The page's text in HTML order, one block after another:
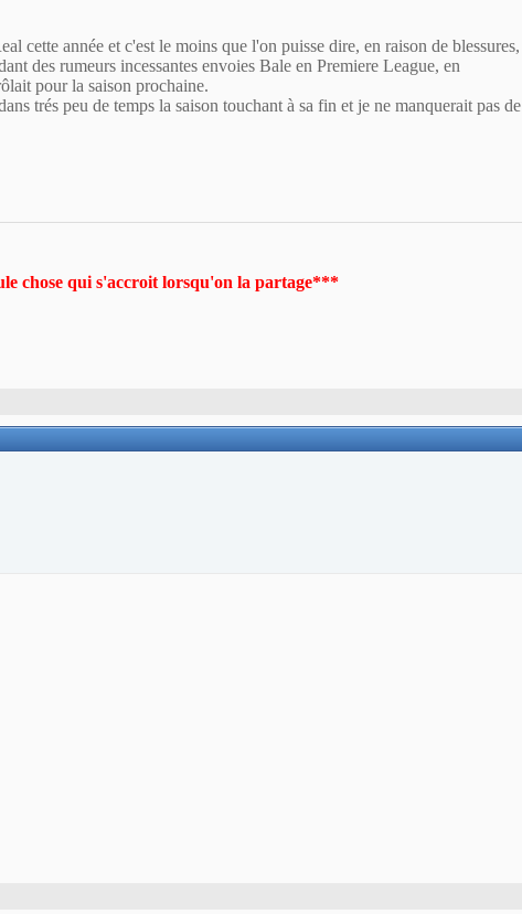
cette année et c'est le moins que l'on puisse dire, en raison de blessures,
des rumeurs incessantes envoies Bale en Premiere League, en
pour la saison prochaine.
trés peu de temps la saison touchant à sa fin et je ne manquerait pas de
chose qui s'accroit lorsqu'on la partage***